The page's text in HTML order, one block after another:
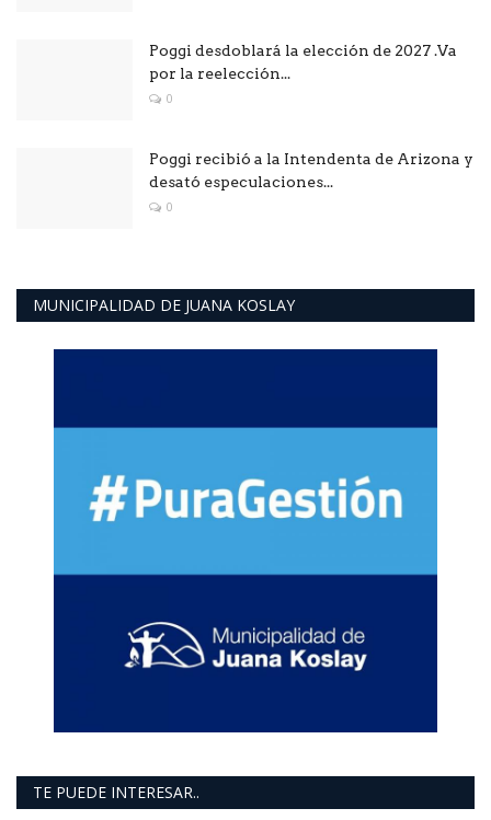
Poggi desdoblará la elección de 2027 .Va
por la reelección...
0
Poggi recibió a la Intendenta de Arizona y
desató especulaciones...
0
MUNICIPALIDAD DE JUANA KOSLAY
TE PUEDE INTERESAR..